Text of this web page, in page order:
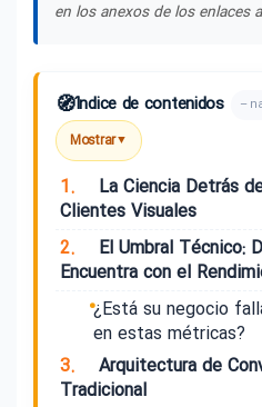
en los anexos de los enlaces
🧭Índice de contenidos –
Mostrar▼
1.
La Ciencia Detrás
Clientes Visuales
2.
El Umbral Técnico:
Encuentra con el
¿Está su negocio
en estas métricas?
3.
Arquitectura de
Tradicional